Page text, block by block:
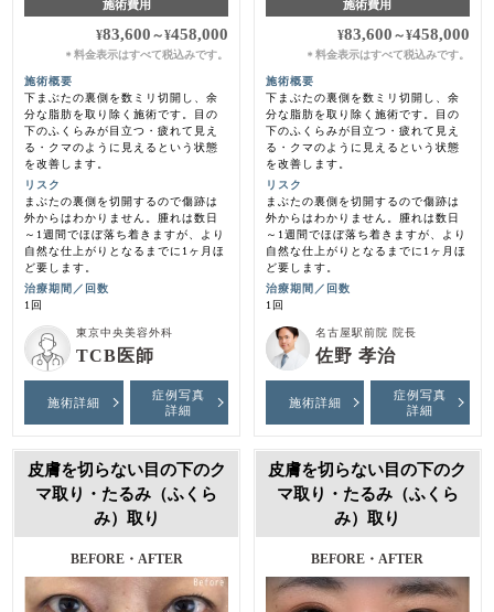
施術費用
¥83,600 ～¥458,000
＊料金表示はすべて税込みです。
施術概要
下まぶたの裏側を数ミリ切開し、余
分な脂肪を取り除く施術です。目の
下のふくらみが目立つ・疲れて見え
る・クマのように見えるという状態
を改善します。
リスク
まぶたの裏側を切開するので傷跡は
外からはわかりません。腫れは数日
～1週間でほぼ落ち着きますが、より
自然な仕上がりとなるまでに1ヶ月ほ
ど要します。
治療期間／回数
1回
東京中央美容外科
TCB医師
施術詳細
症例写真
詳細
施術費用
¥83,600 ～¥458,000
＊ 料金表示はすべて税込みです。
施術概要
下まぶたの裏側を数ミリ切開し、余
分な脂肪を取り除く施術です。目の
下のふくらみが目立つ・疲れて見え
る・クマのように見えるという状態
を改善します。
リスク
まぶたの裏側を切開するので傷跡は
外からはわかりません。腫れは数日
～1週間でほぼ落ち着きますが、より
自然な仕上がりとなるまでに1ヶ月ほ
ど要します。
治療期間／回数
1回
名古屋駅前院 院長
佐野 孝治
施術詳細
症例写真
詳細
皮膚を切らない目の下のク
マ取り・たるみ（ふくら
み）取り
BEFORE・AFTER
皮膚を切らない目の下のク
マ取り・たるみ（ふくら
み）取り
BEFORE・AFTER